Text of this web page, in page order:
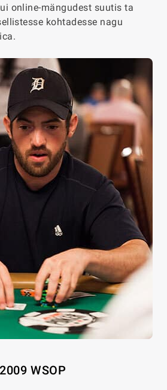
online-mängudest suutis ta
kohtadesse nagu
2009 WSOP